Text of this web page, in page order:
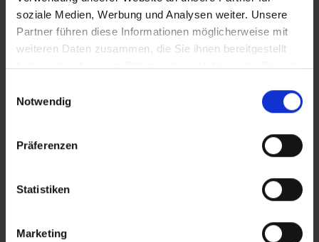
soziale Medien, Werbung und Analysen weiter. Unsere
Partner führen diese Informationen möglicherweise mit
weiteren Daten zusammen, die Sie ihnen bereitgestellt
haben oder die sie im Rahmen Ihrer Nutzung der Dienste
Notwendig
Präferenzen
Statistiken
Marketing
Schnelles Profil für Schotterpassagen und den
urbanen Einsatz
Gute Rollwiderstand, hohe Haltbarkeit
Durchgehende dreilagige Karkasse für sehr guten